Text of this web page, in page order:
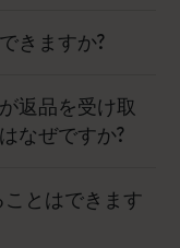
きますか?
返品を受け取
なぜですか?
とはできます